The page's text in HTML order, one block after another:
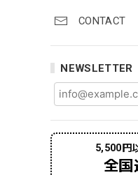
CONTACT
NEWSLETTER
5,500円
全国